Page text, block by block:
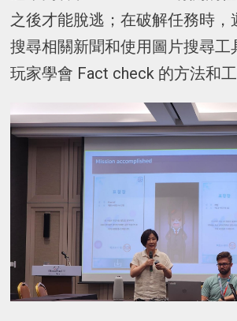
之後才能脫逃；在破解任務時，
搜尋相關新聞和使用圖片搜尋工
玩家學會 Fact check 的方法和工